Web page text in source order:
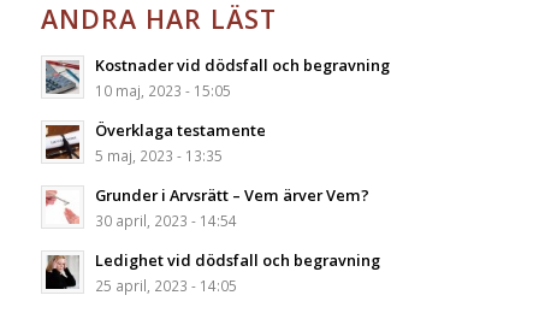
ANDRA HAR LÄST
Kostnader vid dödsfall och begravning
10 maj, 2023 - 15:05
Överklaga testamente
5 maj, 2023 - 13:35
Grunder i Arvsrätt – Vem ärver Vem?
30 april, 2023 - 14:54
Ledighet vid dödsfall och begravning
25 april, 2023 - 14:05